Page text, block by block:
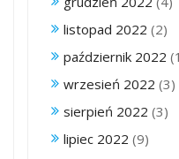
listopad 2022 (2)
październik 2022
wrzesień 2022 (3)
sierpień 2022 (3)
lipiec 2022 (9)